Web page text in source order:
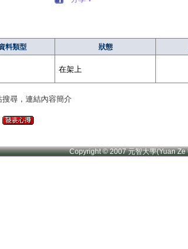
料類型 狀態
在架上
搜尋，連結內容簡介
Copyright © 2007 元智大學(Yuan Ze